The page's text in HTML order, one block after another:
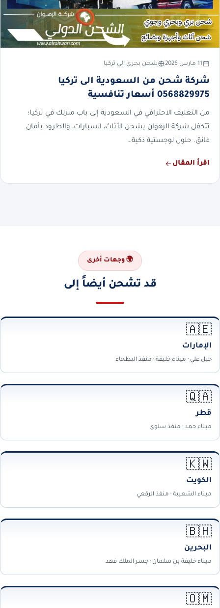
11 مارس 2026 شحن بحري الي تركيا
شركة شحن من السعودية الى تركيا
0568829975 أسعار تنافسية
من التغليف الاحترافي في السعودية إلى باب منزلك في تركيا؛
تتكفل شركة الرهوان بشحن الأثاث، السيارات، والطرود بأمان
فائق. حلول لوجستية ذكية…
اقرأ المقال
🌍 وجهات أخرى
قد تشحن أيضاً إلى
🇦🇪
الإمارات
جبل علي · ميناء خليفة · منفذ البطحاء
🇶🇦
قطر
ميناء حمد · منفذ سلوى
🇰🇼
الكويت
ميناء الشعيبة · منفذ الرقعي
🇧🇭
البحرين
ميناء خليفة بن سلمان · جسر الملك فهد
🇴🇲